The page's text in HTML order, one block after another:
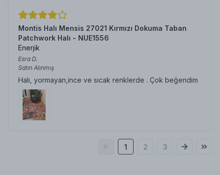
Montis Halı Mensis 27021 Kırmızı Dokuma Taban
Patchwork Halı - NUE1556
Enerjik
Esra D.
Satın Alınmış
Halı, yormayan,ince ve sıcak renklerde . Çok beğendim
1 2 3